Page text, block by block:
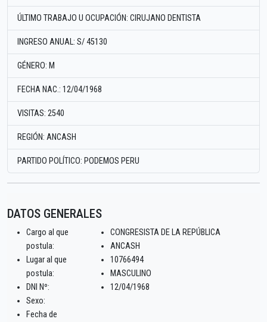
ÚLTIMO TRABAJO U OCUPACIÓN: CIRUJANO DENTISTA
INGRESO ANUAL: S/ 45130
GÉNERO: M
FECHA NAC.: 12/04/1968
VISITAS: 2540
REGIÓN: ANCASH
PARTIDO POLÍTICO: PODEMOS PERU
DATOS GENERALES
Cargo al que
postula:
Lugar al que
postula:
DNI Nº:
Sexo:
Fecha de
CONGRESISTA DE LA REPÚBLICA
ANCASH
10766494
MASCULINO
12/04/1968